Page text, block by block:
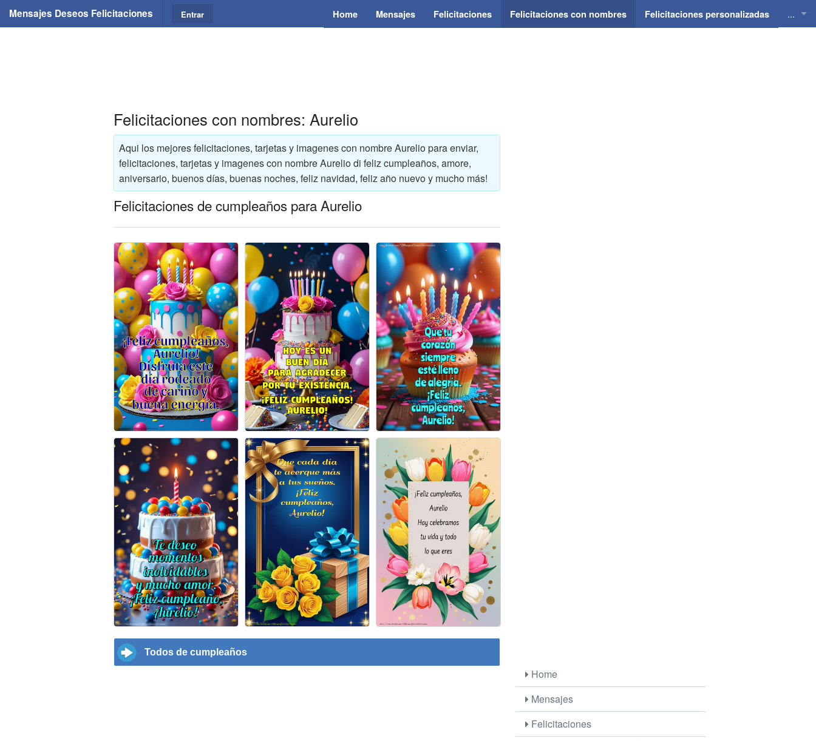
Mensajes Deseos Felicitaciones Home Mensajes Felicitaciones Felicitaciones con nombres Felicitaciones personalizadas ...
Entrar
Felicitaciones con nombres: Aurelio
Aqui los mejores felicitaciones, tarjetas y imagenes con nombre Aurelio para enviar,
felicitaciones, tarjetas y imagenes con nombre Aurelio di feliz cumpleaños, amore,
aniversario, buenos días, buenas noches, feliz navidad, feliz año nuevo y mucho más!
Felicitaciones de cumpleaños para Aurelio
Todos de cumpleaños
Home
Mensajes
Felicitaciones